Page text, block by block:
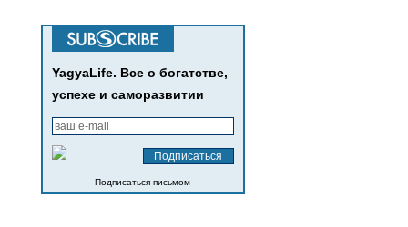
YagyaLife. Все о богатстве,
успехе и саморазвитии
Подписаться письмом